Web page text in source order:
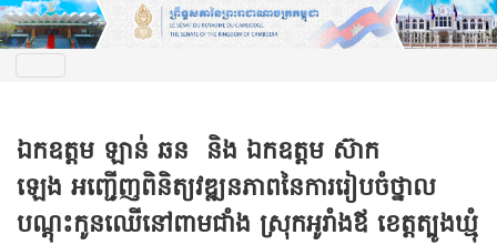
ឯកឧត្តម ឡាន់ ឆន និង ឯកឧត្តម ស៊ាក
ឡេង អញ្ជើញពិនិត្យវឌ្ឍនភាពនៃការរៀបចំថ្នាល
បណ្តុះកូនឈើនៅពាមជាំង ស្រុកអូរាំងឪ ខេត្តត្បូងឃ្មុំ